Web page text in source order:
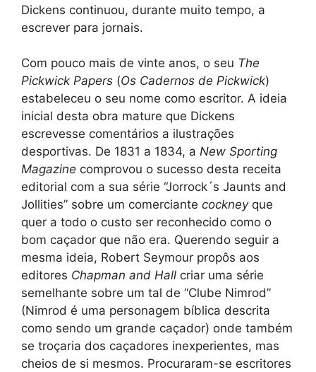
Dickens continuou, durante muito tempo, a
escrever para jornais.
Com pouco mais de vinte anos, o seu The
Pickwick Papers (Os Cadernos de Pickwick)
estabeleceu o seu nome como escritor. A ideia
inicial desta obra mature que Dickens
escrevesse comentários a ilustrações
desportivas. De 1831 a 1834, a New Sporting
Magazine comprovou o sucesso desta receita
editorial com a sua série “Jorrock´s Jaunts and
Jollities” sobre um comerciante cockneyque
quer a todo o custo ser reconhecido como o
bom caçador que não era. Querendo seguir a
mesma ideia, Robert Seymour propôs aos
editores Chapman and Hall criar uma série
semelhante sobre um tal de “Clube Nimrod”
(Nimrod é uma personagem bíblica descrita
como sendo um grande caçador) onde também
se troçaria dos caçadores inexperientes, mas
cheios de si mesmos. Procuraram-se escritores